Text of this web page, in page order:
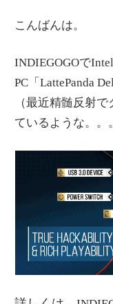
へ
信
こんばんは。
INDIEGOGOで
PC「LattePanda
（最近精髄反射
ているような。。